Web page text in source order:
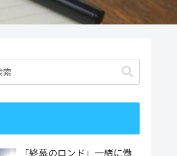
「終幕のロンド」一緒に働